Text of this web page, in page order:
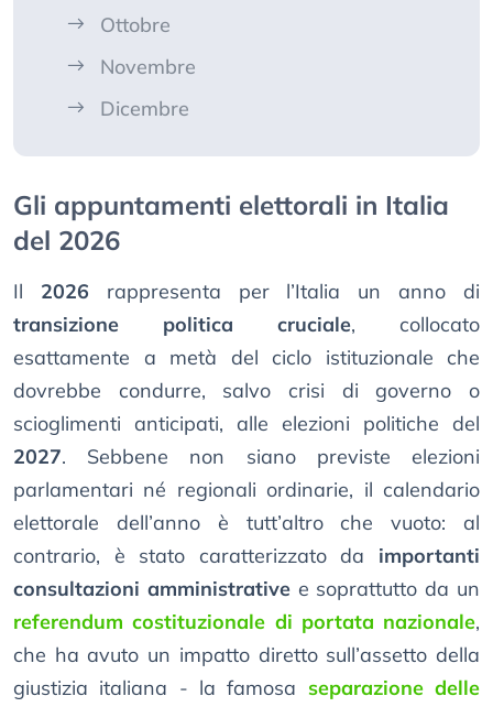
Ottobre
Novembre
Dicembre
Gli appuntamenti elettorali in Italia
del 2026
Il 2026 rappresenta per l’Italia un anno di
transizione politica cruciale, collocato
esattamente a metà del ciclo istituzionale che
dovrebbe condurre, salvo crisi di governo o
scioglimenti anticipati, alle elezioni politiche del
2027. Sebbene non siano previste elezioni
parlamentari né regionali ordinarie, il calendario
elettorale dell’anno è tutt’altro che vuoto: al
contrario, è stato caratterizzato da importanti
consultazioni amministrativee soprattutto da un
referendum costituzionale di portata nazionale,
che ha avuto un impatto diretto sull’assetto della
giustizia italiana - la famosa separazione delle